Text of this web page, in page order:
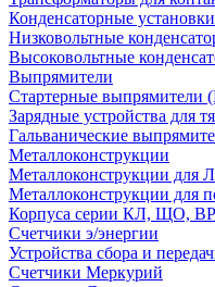
Конденсаторные установки
Низковольтные
Высоковольтные
Выпрямители
Стартерные выпрямители
Зарядные устройства для
Гальванические
Металлоконструкции
Металлоконструкции для
Металлоконструкции для
Корпуса серии КЛ, ЩО,
Счетчики э/энергии
Устройства сбора и
Счетчики Меркурий